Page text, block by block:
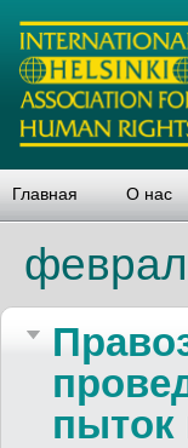
Главная О нас
пыток